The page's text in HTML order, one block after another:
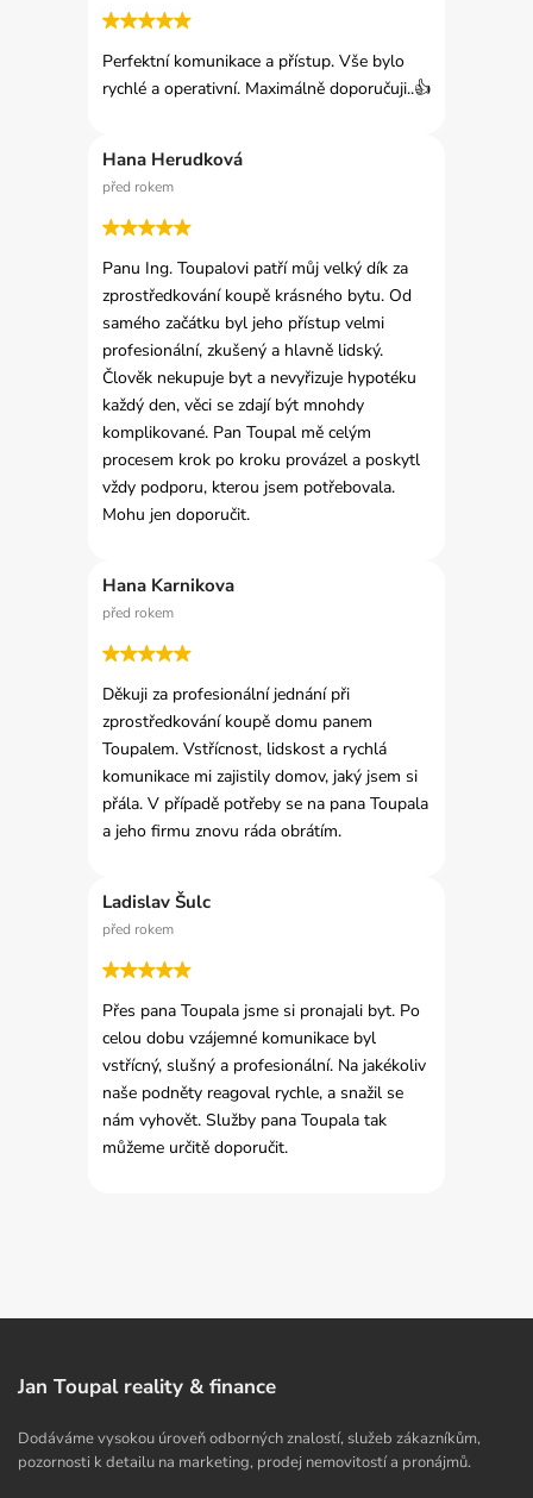
Perfektní komunikace a přístup. Vše bylo
rychlé a operativní. Maximálně doporučuji..👍
Hana Herudková
před rokem
Panu Ing. Toupalovi patří můj velký dík za
zprostředkování koupě krásného bytu. Od
samého začátku byl jeho přístup velmi
profesionální, zkušený a hlavně lidský.
Člověk nekupuje byt a nevyřizuje hypotéku
každý den, věci se zdají být mnohdy
komplikované. Pan Toupal mě celým
procesem krok po kroku provázel a poskytl
vždy podporu, kterou jsem potřebovala.
Mohu jen doporučit.
Hana Karnikova
před rokem
Děkuji za profesionální jednání při
zprostředkování koupě domu panem
Toupalem. Vstřícnost, lidskost a rychlá
komunikace mi zajistily domov, jaký jsem si
přála. V případě potřeby se na pana Toupala
a jeho firmu znovu ráda obrátím.
Ladislav Šulc
před rokem
Přes pana Toupala jsme si pronajali byt. Po
celou dobu vzájemné komunikace byl
vstřícný, slušný a profesionální. Na jakékoliv
naše podněty reagoval rychle, a snažil se
nám vyhovět. Služby pana Toupala tak
můžeme určitě doporučit.
Jan Toupal reality & finance
Dodáváme vysokou úroveň odborných znalostí, služeb zákazníkům,
pozornosti k detailu na marketing, prodej nemovitostí a pronájmů.